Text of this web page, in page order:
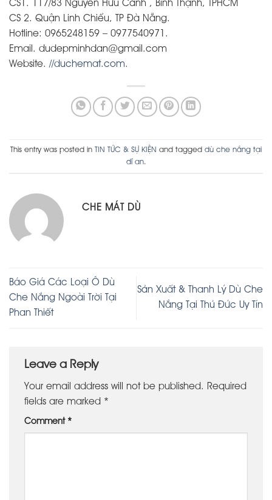
CS1. 117/83 Nguyễn Hữu Cảnh , Bình Thạnh, TPHCM
CS 2. Quận Linh Chiểu, TP Đà Nẵng.
Hotline: 0965248159 – 0977540971.
Email. dudepminhdan@gmail.com
Website. //duchemat.com.
This entry was posted in TIN TỨC & SỰ KIỆN and tagged dù che nắng tại
dĩ an.
CHE MÁT DÙ
Báo Giá Các Loại Ô Dù
Che Nắng Ngoài Trời Tại
Phan Thiết
Sản Xuất & Thanh Lý Dù Che
Nắng Tại Thủ Đức Uy Tín
Leave a Reply
Your email address will not be published.
Required
fields are marked
*
Comment *